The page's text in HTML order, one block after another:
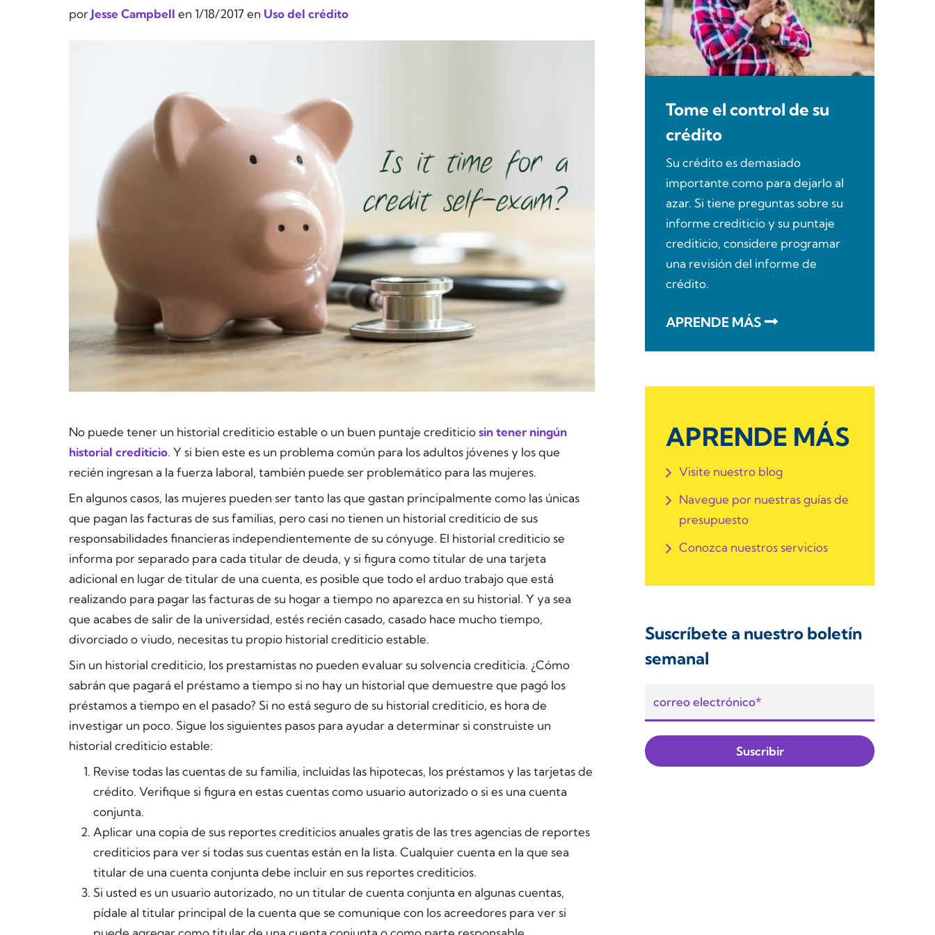
porJesse Campbell en 1/18/2017en Uso del crédito
No puede tener un historial crediticio estable o un buen puntaje crediticiosin tener ningún
historial crediticio. Y si bien este es un problema común para los adultos jóvenes y los que
recién ingresan a la fuerza laboral, también puede ser problemático para las mujeres.
En algunos casos, las mujeres pueden ser tanto las que gastan principalmente como las únicas
que pagan las facturas de sus familias, pero casi no tienen un historial crediticio de sus
responsabilidades financieras independientemente de su cónyuge. El historial crediticio se
informa por separado para cada titular de deuda, y si figura como titular de una tarjeta
adicional en lugar de titular de una cuenta, es posible que todo el arduo trabajo que está
realizando para pagar las facturas de su hogar a tiempo no aparezca en su historial. Y ya sea
que acabes de salir de la universidad, estés recién casado, casado hace mucho tiempo,
divorciado o viudo, necesitas tu propio historial crediticio estable.
Sin un historial crediticio, los prestamistas no pueden evaluar su solvencia crediticia. ¿Cómo
sabrán que pagará el préstamo a tiempo si no hay un historial que demuestre que pagó los
préstamos a tiempo en el pasado? Si no está seguro de su historial crediticio, es hora de
investigar un poco. Sigue los siguientes pasos para ayudar a determinar si construiste un
historial crediticio estable:
Revise todas las cuentas de su familia, incluidas las hipotecas, los préstamos y las tarjetas de
crédito. Verifique si figura en estas cuentas como usuario autorizado o si es una cuenta
conjunta.
Aplicar una copia de sus reportes crediticios anuales gratis de las tres agencias de reportes
crediticios para ver si todas sus cuentas están en la lista. Cualquier cuenta en la que sea
titular de una cuenta conjunta debe incluir en sus reportes crediticios.
Si usted es un usuario autorizado, no un titular de cuenta conjunta en algunas cuentas,
pídale al titular principal de la cuenta que se comunique con los acreedores para ver si
Tome el control de su
crédito
Su crédito es demasiado
importante como para dejarlo al
azar. Si tiene preguntas sobre su
informe crediticio y su puntaje
crediticio, considere programar
una revisión del informe de
crédito.
APRENDE MÁS
APRENDE MÁS
Visite nuestro blog
Navegue por nuestras guías de
presupuesto
Conozca nuestros servicios
Suscríbete a nuestro boletín
semanal